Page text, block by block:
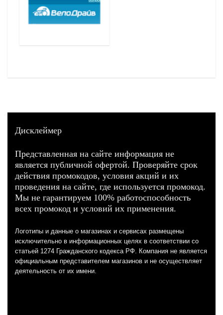
Дисклеймер
Представленная на сайте информация не
является публичной офертой. Проверяйте срок
действия промокодов, условия акций и их
проведения на сайте, где используется промокод.
Мы не гарантируем 100% работоспособность
всех промокод и условий их применения.
Логотипы и данные о магазинах и сервисах размещены
исключительно в информационных целях в соответствии со
статьей 1274 Гражданского кодекса РФ. Компания не является
официальным представителем магазинов и не осуществляет
деятельность от их имени.